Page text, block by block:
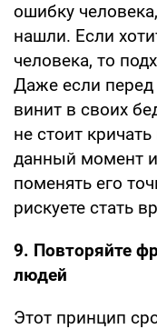
ошибку
нашли. Если
человека, то
Даже если
винит в своих
не стоит
данный момент и
поменять его
рискуете стать
9. Повторяйте
людей
Этот принцип